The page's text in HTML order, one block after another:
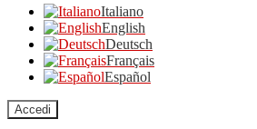
Italiano
English
Deutsch
Français
Español
Accedi